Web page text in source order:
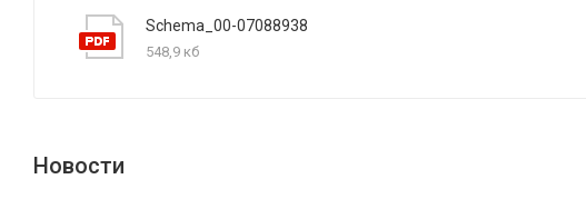
Schema_00-07088938
548,9 кб
Новости